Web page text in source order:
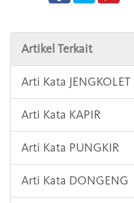
Artikel Terkait
Arti Kata JENGKOLET
Arti Kata KAPIR
Arti Kata PUNGKIR
Arti Kata DONGENG